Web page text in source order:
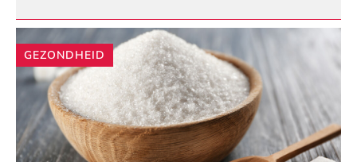
GEZONDHEID